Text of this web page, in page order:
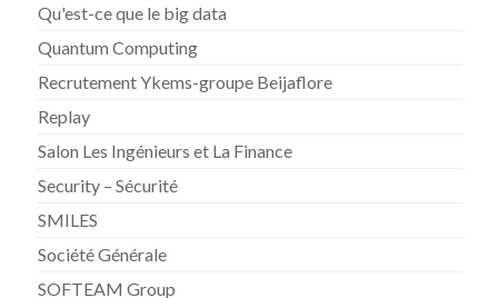
Qu'est-ce que le big data
Quantum Computing
Recrutement Ykems-groupe Beijaflore
Replay
Salon Les Ingénieurs et La Finance
Security – Sécurité
SMILES
Société Générale
SOFTEAM Group